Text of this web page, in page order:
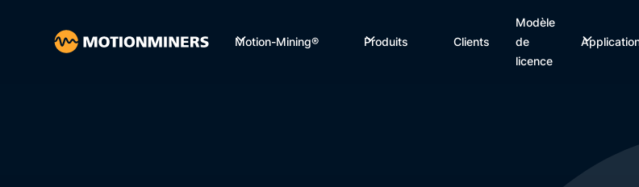
Motion-Mining® Produits Clients
Modèle
de
licence